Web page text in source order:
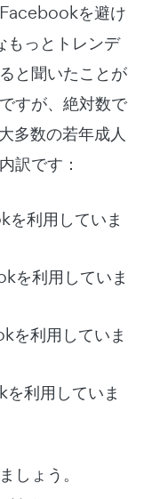
を避け
っとトレンデ
と聞いたことが
すが、絶対数で
多数の若年成人
訳です：
利用していま
利用していま
利用していま
利用していま
しょう。